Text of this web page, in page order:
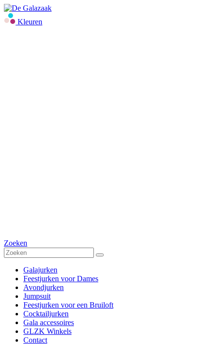
Kleuren
Zoeken
Galajurken
Feestjurken voor Dames
Avondjurken
Jumpsuit
Feestjurken voor een Bruiloft
Cocktailjurken
Gala accessoires
GLZK Winkels
Contact